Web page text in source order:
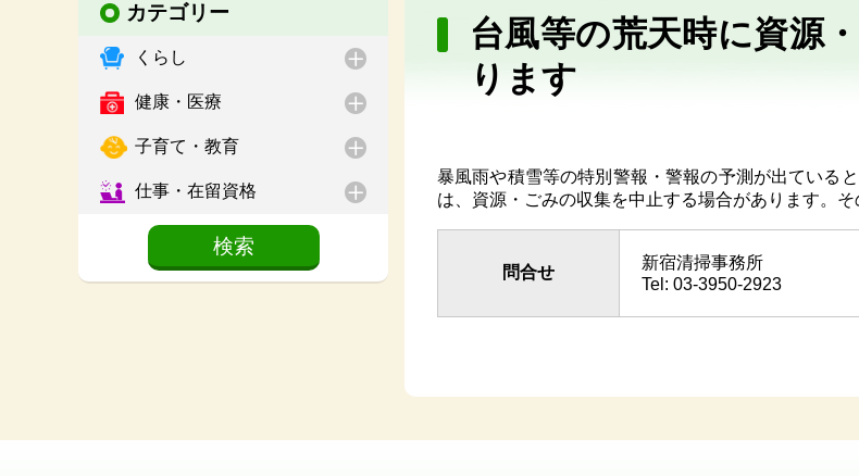
カテゴリー
くらし
健康・医療
子育て・教育
仕事・在留資格
台風等の荒天時に資源
ります
暴風雨や積雪等の特別警報・警報の予測が出ている
は、資源・ごみの収集を中止する場合があります。そ
問合せ
新宿清掃事務所
Tel: 03-3950-2923